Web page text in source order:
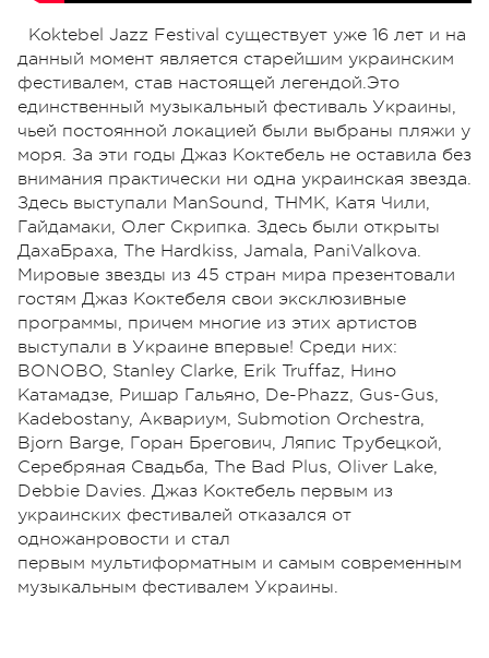
Koktebel Jazz Festival существует уже 16 лет и на
данный момент является старейшим украинским
фестивалем, став настоящей легендой.Это
единственный музыкальный фестиваль Украины,
чьей постоянной локацией были выбраны пляжи у
моря. За эти годы Джаз Коктебель не оставила без
внимания практически ни одна украинская звезда.
Здесь выступали ManSound, ТНМК, Катя Чили,
Гайдамаки, Олег Скрипка. Здесь были открыты
ДахаБраха, The Hardkiss, Jamala, PaniValkova.
Мировые звезды из 45 стран мира презентовали
гостям Джаз Коктебеля свои эксклюзивные
программы, причем многие из этих артистов
выступали в Украине впервые! Среди них:
BONOBO, Stanley Clarke, Erik Truffaz, Нино
Катамадзе, Ришар Гальяно, De-Phazz, Gus-Gus,
Kadebostany, Аквариум, Submotion Orchestra,
Bjorn Barge, Горан Брегович, Ляпис Трубецкой,
Серебряная Свадьба, The Bad Plus, Oliver Lake,
Debbie Davies. Джаз Коктебель первым из
украинских фестивалей отказался от
одножанровости и стал
первым мультиформатным и самым современным
музыкальным фестивалем Украины.